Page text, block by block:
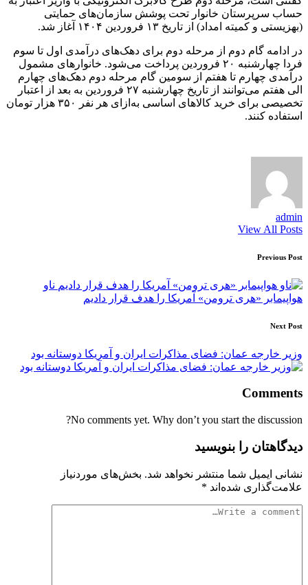
حساب سرپرستان خانوار تحت پوشش سازمان‌های حمایتی
(بهزیستی و کمیته امداد) از تاریخ ۱۳ فروردین ۱۴۰۴ آغاز شد.
در ادامه گام دوم از مرحله دوم برای دهک‌های درآمدی اول تا سوم
فردا چهارشنبه ۲۰ فروردین پرداخت می‌شود. خانوار‌های مشمول
درآمدی چهارم تا هفتم از سومین گام مرحله دوم دهک‌های چهارم
الی هفتم می‌توانند از تاریخ چهارشنبه ۲۷ فروردین به بعد از اعتبار
تخصیصی برای خرید کالا‌های اساسی به‌ازای هر نفر ۳۵۰ هزار تومان
استفاده کنند.
admin
View All Posts
Post
navigation
Previous Post
ناو
هواپیمابر «هری ترومن» آمریکا را هدف قرار دادیم
Next Post
وزیر خارجه عمان: فضای مذاکرات ایران و آمریکا دوستانه بود
Comments
No comments yet. Why don’t you start the discussion?
دیدگاهتان را بنویسید
نشانی ایمیل شما منتشر نخواهد شد. بخش‌های موردنیاز
علامت‌گذاری شده‌اند *